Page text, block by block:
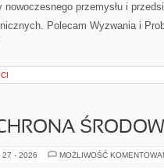
nowoczesnego przemysłu i
Polecam Wyzwania i
27 - 2026 MOŻLIWOŚĆ